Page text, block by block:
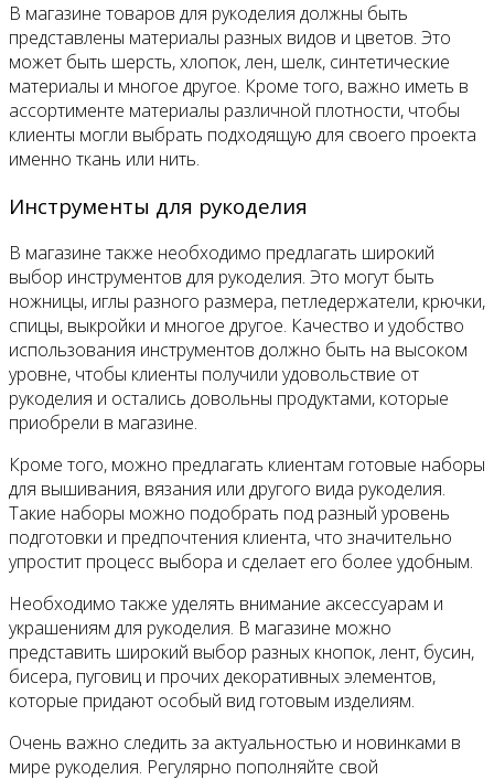
В магазине товаров для рукоделия должны быть
представлены материалы разных видов и цветов. Это
может быть шерсть, хлопок, лен, шелк, синтетические
материалы и многое другое. Кроме того, важно иметь в
ассортименте материалы различной плотности, чтобы
клиенты могли выбрать подходящую для своего проекта
именно ткань или нить.
Инструменты для рукоделия
В магазине также необходимо предлагать широкий
выбор инструментов для рукоделия. Это могут быть
ножницы, иглы разного размера, петледержатели, крючки,
спицы, выкройки и многое другое. Качество и удобство
использования инструментов должно быть на высоком
уровне, чтобы клиенты получили удовольствие от
рукоделия и остались довольны продуктами, которые
приобрели в магазине.
Кроме того, можно предлагать клиентам готовые наборы
для вышивания, вязания или другого вида рукоделия.
Такие наборы можно подобрать под разный уровень
подготовки и предпочтения клиента, что значительно
упростит процесс выбора и сделает его более удобным.
Необходимо также уделять внимание аксессуарам и
украшениям для рукоделия. В магазине можно
представить широкий выбор разных кнопок, лент, бусин,
бисера, пуговиц и прочих декоративных элементов,
которые придают особый вид готовым изделиям.
Очень важно следить за актуальностью и новинками в
мире рукоделия. Регулярно пополняйте свой